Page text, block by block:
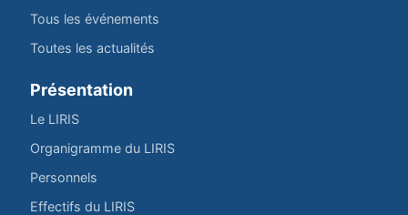
Tous les événements
Toutes les actualités
Présentation
Le LIRIS
Organigramme du LIRIS
Personnels
Effectifs du LIRIS